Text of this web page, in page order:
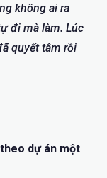
không ai ra
đi mà làm. Lúc
quyết tâm rồi
dự án một